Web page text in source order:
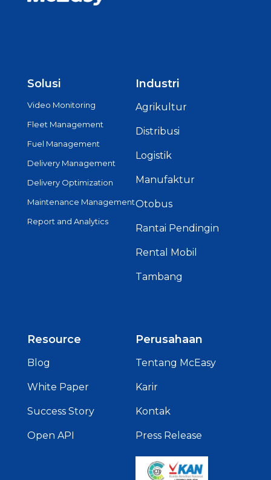
Solusi
Video Monitoring
Fleet Management
Fuel Management
Delivery Management
Delivery Optimization
Maintenance Management
Report and Analytics
Industri
Agrikultur
Distribusi
Logistik
Manufaktur
Otobus
Rantai Pendingin
Rental Mobil
Tambang
Resource
Blog
White Paper
Success Story
Open API
Perusahaan
Tentang McEasy
Karir
Kontak
Press Release